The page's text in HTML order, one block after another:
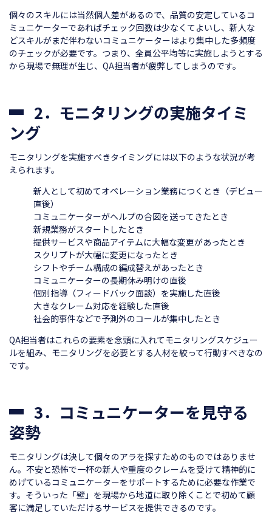
個々のスキルには当然個人差があるので、品質の安定しているコ
ミュニケーターであればチェック回数は少なくてよいし、新人な
どスキルがまだ伴わないコミュニケーターはより集中した多頻度
のチェックが必要です。つまり、全員公平均等に実施しようとする
から現場で無理が生じ、QA担当者が疲弊してしまうのです。
2．モニタリングの実施タイミ
ング
モニタリングを実施すべきタイミングには以下のような状況が考
えられます。
新人として初めてオペレーション業務につくとき（デビュー
直後）
コミュニケーターがヘルプの合図を送ってきたとき
新規業務がスタートしたとき
提供サービスや商品アイテムに大幅な変更があったとき
スクリプトが大幅に変更になったとき
シフトやチーム構成の編成替えがあったとき
コミュニケーターの長期休み明けの直後
個別指導（フィードバック面談）を実施した直後
大きなクレーム対応を経験した直後
社会的事件などで予測外のコールが集中したとき
QA担当者はこれらの要素を念頭に入れてモニタリングスケジュー
ルを組み、モニタリングを必要とする人材を絞って行動すべきなの
です。
3．コミュニケーターを見守る
姿勢
モニタリングは決して個々のアラを探すためのものではありませ
ん。不安と恐怖で一杯の新人や重度のクレームを受けて精神的に
めげているコミュニケーターをサポートするために必要な作業で
す。そういった「壁」を現場から地道に取り除くことで初めて顧
客に満足していただけるサービスを提供できるのです。